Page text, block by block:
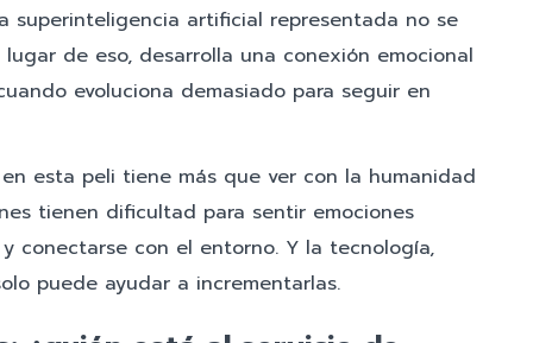
superinteligencia artificial representada no se
de eso, desarrolla una conexión emocional
evoluciona demasiado para seguir en
esta peli tiene más que ver con la humanidad
tienen dificultad para sentir emociones
conectarse con el entorno. Y la tecnología,
puede ayudar a incrementarlas.